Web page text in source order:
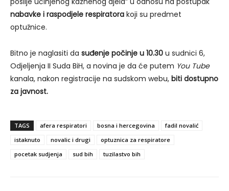
nabavke i raspodjele respiratora koji su predmet
optužnice.
Bitno je naglasiti da suđenje počinje u 10.30 u sudnici 6,
Odjeljenja II Suda BiH, a novina je da će putem You Tube
kanala, nakon registracije na sudskom webu, biti dostupno
za javnost.
TAGS afera respiratori bosna i hercegovina
fadil novalić
istaknuto
novalic i drugi
optuznica za respiratore
pocetak sudjenja
sud bih tuzilastvo bih